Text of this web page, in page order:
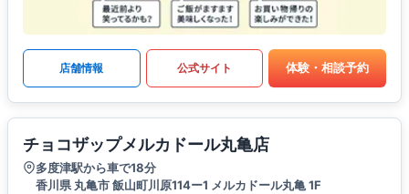
店舗情報 公式サイト 体験・相談予約
チョコザップメルカドール丸亀店
多度津駅から車で18分
香川県 丸亀市 飯山町川原114ー1 メルカドール丸亀 1F